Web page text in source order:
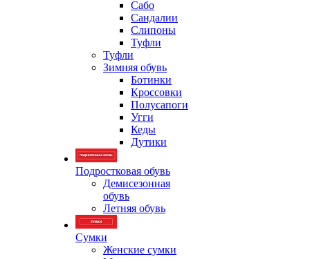
Сабо
Сандалии
Слипоны
Туфли
Туфли
Зимняя обувь
Ботинки
Кроссовки
Полусапоги
Угги
Кеды
Дутики
Подростковая обувь
Демисезонная
обувь
Летняя обувь
Сумки
Женские сумки